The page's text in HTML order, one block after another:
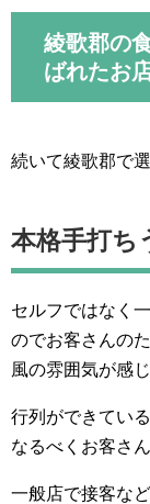
綾歌郡の
ばれたお
続いて綾歌郡で
本格手打
セルフではなく
のでお客さんの
風の雰囲気が感
行列ができてい
なるべくお客さ
一般店で接客な